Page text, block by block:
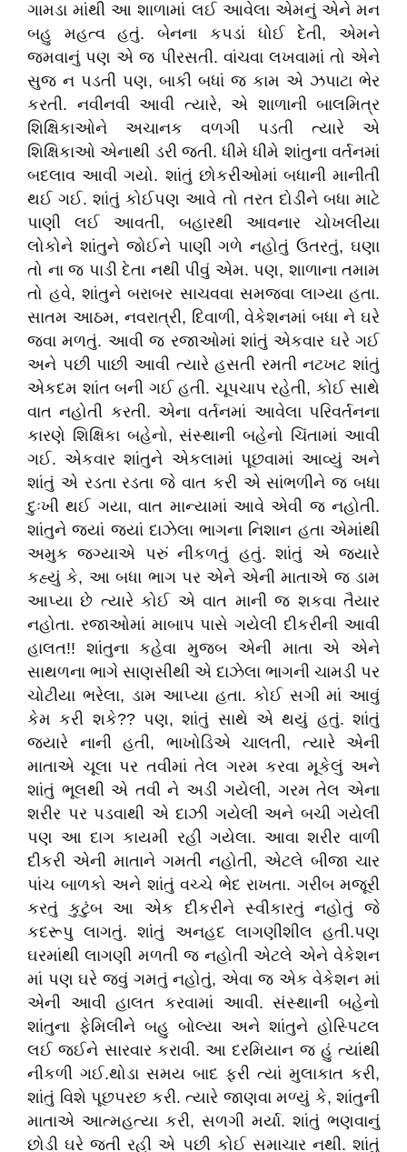
ગામડા માંથી આ શાળામાં લઈ આવેલા એમનું એને મન
બહુ મહત્વ હતું. બેનના કપડાં ધોઈ દેતી, એમને
જમવાનું પણ એ જ પીરસતી. વાંચવા લખવામાં તો એને
સુજ ન પડતી પણ, બાકી બધાં જ કામ એ ઝપાટા ભેર
કરતી. નવીનવી આવી ત્યારે, એ શાળાની બાલમિત્ર
શિક્ષિકાઓને અચાનક વળગી પડતી ત્યારે એ
શિક્ષિકાઓ એનાથી ડરી જતી. ધીમે ધીમે શાંતુના વર્તનમાં
બદલાવ આવી ગયો. શાંતું છોકરીઓમાં બધાની માનીતી
થઈ ગઈ. શાંતું કોઈપણ આવે તો તરત દોડીને બધા માટે
પાણી લઈ આવતી, બહારથી આવનાર ચોખલીયા
લોકોને શાંતુને જોઈને પાણી ગળે નહોતું ઉતરતું, ઘણા
તો ના જ પાડી દેતા નથી પીવું એમ. પણ, શાળાના તમામ
તો હવે, શાંતુને બરાબર સાચવવા સમજવા લાગ્યા હતા.
સાતમ આઠમ, નવરાત્રી, દિવાળી, વેકેશનમાં બધા ને ઘરે
જવા મળતું. આવી જ રજાઓમાં શાંતું એકવાર ઘરે ગઈ
અને પછી પાછી આવી ત્યારે હસતી રમતી નટખટ શાંતું
એકદમ શાંત બની ગઈ હતી. ચૂપચાપ રહેતી, કોઈ સાથે
વાત નહોતી કરતી. એના વર્તનમાં આવેલા પરિવર્તનના
કારણે શિક્ષિકા બહેનો, સંસ્થાની બહેનો ચિંતામાં આવી
ગઈ. એકવાર શાંતુને એકલામાં પૂછવામાં આવ્યું અને
શાંતું એ રડતા રડતા જે વાત કરી એ સાંભળીને જ બધા
દુઃખી થઈ ગયા, વાત માન્યામાં આવે એવી જ નહોતી.
શાંતુને જ્યાં જ્યાં દાઝેલા ભાગના નિશાન હતા એમાંથી
અમુક જગ્યાએ પરું નીકળતું હતું. શાંતું એ જ્યારે
કહ્યું કે, આ બધા ભાગ પર એને એની માતાએ જ ડામ
આપ્યા છે ત્યારે કોઈ એ વાત માની જ શકવા તૈયાર
નહોતા. રજાઓમાં માબાપ પાસે ગયેલી દીકરીની આવી
હાલત!! શાંતુના કહેવા મુજબ એની માતા એ એને
સાથળના ભાગે સાણસીથી એ દાઝેલા ભાગની ચામડી પર
ચોટીયા ભરેલા, ડામ આપ્યા હતા. કોઈ સગી માં આવું
કેમ કરી શકે?? પણ, શાંતું સાથે એ થયું હતું. શાંતું
જયારે નાની હતી, ભાખોડિએ ચાલતી, ત્યારે એની
માતાએ ચૂલા પર તવીમાં તેલ ગરમ કરવા મૂકેલું અને
શાંતું ભૂલથી એ તવી ને અડી ગયેલી, ગરમ તેલ એના
શરીર પર પડવાથી એ દાઝી ગયેલી અને બચી ગયેલી
પણ આ દાગ કાયમી રહી ગયેલા. આવા શરીર વાળી
દીકરી એની માતાને ગમતી નહોતી, એટલે બીજા ચાર
પાંચ બાળકો અને શાંતું વચ્ચે ભેદ રાખતા. ગરીબ મજૂરી
કરતું કુટુંબ આ એક દીકરીને સ્વીકારતું નહોતું જે
કદરૂપુ લાગતું. શાંતું અનહદ લાગણીશીલ હતી.પણ
ઘરમાંથી લાગણી મળતી જ નહોતી એટલે એને વેકેશન
માં પણ ઘરે જવું ગમતું નહોતું, એવા જ એક વેકેશન માં
એની આવી હાલત કરવામાં આવી. સંસ્થાની બહેનો
શાંતુના ફેમિલીને બહુ બોલ્યા અને શાંતુને હોસ્પિટલ
લઈ જઈને સારવાર કરાવી. આ દરમિયાન જ હું ત્યાંથી
નીકળી ગઈ.થોડા સમય બાદ ફરી ત્યાં મુલાકાત કરી,
શાંતું વિશે પૂછપરછ કરી. ત્યારે જાણવા મળ્યું કે, શાંતુની
માતાએ આત્મહત્યા કરી, સળગી મર્યા. શાંતું ભણવાનું
છોડી ઘરે જતી રહી એ પછી કોઈ સમાચાર નથી. શાંતું